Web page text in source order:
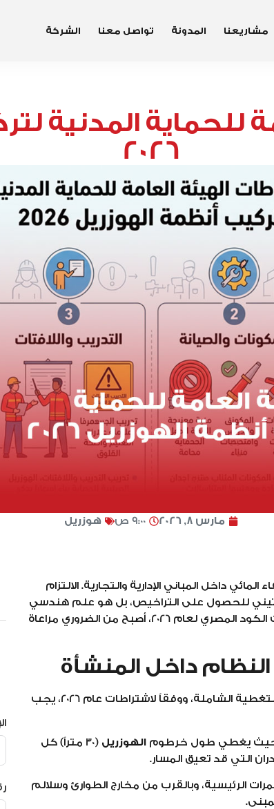
مشاريعنا المدونة تواصل معنا الشركة
للحماية المدنية
2026
مارس 8, 2026 9:00 ص هوزريل
داخل المباني الإدارية والتجارية. الالتزام
للحصول على التراخيص، بل هو علم هندسي
يهدف إلى تقليل زمن الاستجابة وحماية الأرواح. ومع تحديثات الكود المصري لعام 2026، أصبح من الضروري مراعاة
النظام داخل المنشأة
توزيع صناديق الإطفاء داخل المبنى يخضع لحسابات تضمن التغطية الشاملة، ووفقاً لاشتراطات عام 2026، يجب
بحيث يغطي طول خرطوم الهوزريل
(30 متراً) كل
التي قد تعيق المسار.
الرئيسية، وبالقرب من مخارج الطوارئ وسلالم